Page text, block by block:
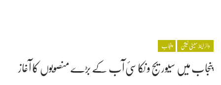
واٹر اینڈ سینی ٹیشن پنجاب
پنجاب میں سیوریج و نکاسیٔ آب کے بڑے منصوبوں کا آغاز